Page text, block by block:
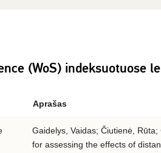
(WoS) indeksuotuose
Aprašas
Gaidelys, Vaidas; Čiutienė,
for assessing the effects of